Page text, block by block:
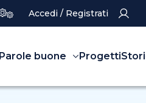
Accedi / Registrati
Parole buone Progetti